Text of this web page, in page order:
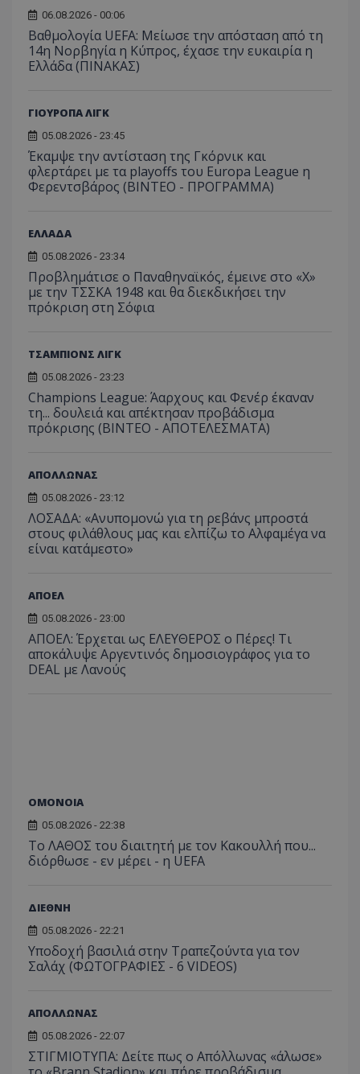
06.08.2026 - 00:06
Βαθμολογία UEFA: Μείωσε την απόσταση από τη
14η Νορβηγία η Κύπρος, έχασε την ευκαιρία η
Ελλάδα (ΠΙΝΑΚΑΣ)
ΓΙΟΥΡΟΠΑ ΛΙΓΚ
05.08.2026 - 23:45
Έκαμψε την αντίσταση της Γκόρνικ και
φλερτάρει με τα playoffs του Europa League η
Φερεντσβάρος (ΒΙΝΤΕΟ - ΠΡΟΓΡΑΜΜΑ)
ΕΛΛΑΔΑ
05.08.2026 - 23:34
Προβλημάτισε ο Παναθηναϊκός, έμεινε στο «Χ»
με την ΤΣΣΚΑ 1948 και θα διεκδικήσει την
πρόκριση στη Σόφια
ΤΣΑΜΠΙΟΝΣ ΛΙΓΚ
05.08.2026 - 23:23
Champions League: Άαρχους και Φενέρ έκαναν
τη... δουλειά και απέκτησαν προβάδισμα
πρόκρισης (ΒΙΝΤΕΟ - ΑΠΟΤΕΛΕΣΜΑΤΑ)
ΑΠΟΛΛΩΝΑΣ
05.08.2026 - 23:12
ΛΟΣΑΔΑ: «Ανυπομονώ για τη ρεβάνς μπροστά
στους φιλάθλους μας και ελπίζω το Αλφαμέγα να
είναι κατάμεστο»
ΑΠΟΕΛ
05.08.2026 - 23:00
ΑΠΟΕΛ: Έρχεται ως ΕΛΕΥΘΕΡΟΣ ο Πέρες! Τι
αποκάλυψε Αργεντινός δημοσιογράφος για το
DEAL με Λανούς
ΟΜΟΝΟΙΑ
05.08.2026 - 22:38
Το ΛΑΘΟΣ του διαιτητή με τον Κακουλλή που...
διόρθωσε - εν μέρει - η UEFA
ΔΙΕΘΝΗ
05.08.2026 - 22:21
Υποδοχή βασιλιά στην Τραπεζούντα για τον
Σαλάχ (ΦΩΤΟΓΡΑΦΙΕΣ - 6 VIDEOS)
ΑΠΟΛΛΩΝΑΣ
05.08.2026 - 22:07
ΣΤΙΓΜΙΟΤΥΠΑ: Δείτε πως ο Απόλλωνας «άλωσε»